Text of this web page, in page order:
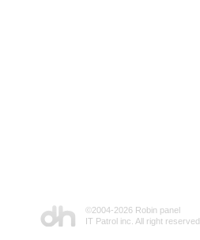
©2004-2026 Robin panel
IT Patrol inc. All right reserved.